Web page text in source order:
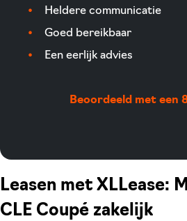
Leasen met XLLease:
CLE Coupé zakelijk
Heldere communicatie
Goed bereikbaar
Een eerlijk advies
Beoordeeld met een